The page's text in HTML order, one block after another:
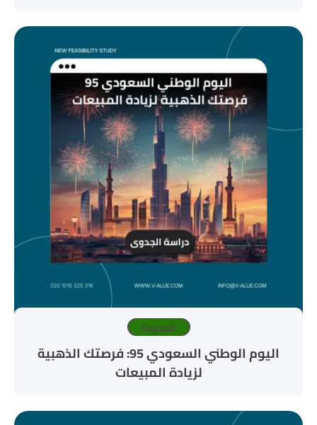
المدونة
اليوم الوطني السعودي 95: فرصتك الذهبية
لزيادة المبيعات